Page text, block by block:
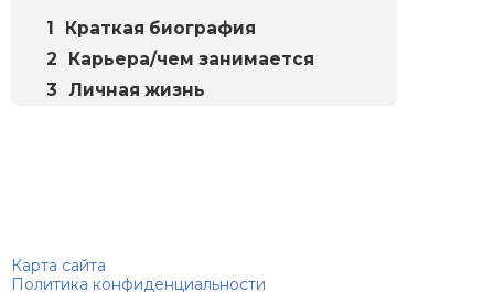
Краткая биография
Карьера/чем занимается
Личная жизнь
Карта сайта
Политика конфиденциальности